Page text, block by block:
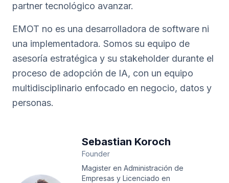
partner tecnológico avanzar.
EMOT no es una desarrolladora de software ni
una implementadora. Somos su equipo de
asesoría estratégica y su stakeholder durante el
proceso de adopción de IA, con un equipo
multidisciplinario enfocado en negocio, datos y
personas.
Sebastian Koroch
Founder
Magister en Administración de
Empresas y Licenciado en